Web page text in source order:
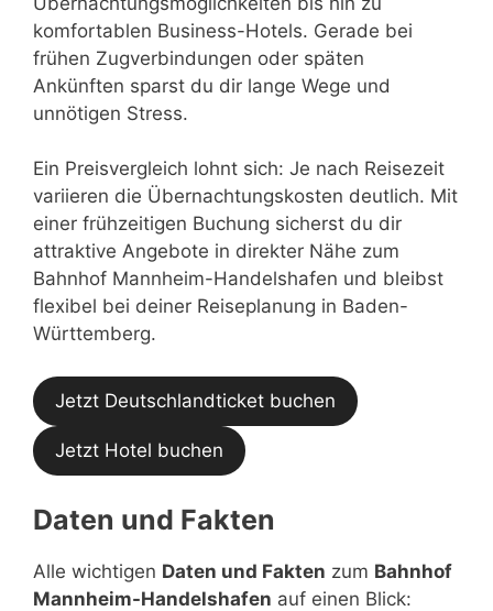
komfortablen Business-Hotels. Gerade bei
frühen Zugverbindungen oder späten
Ankünften sparst du dir lange Wege und
unnötigen Stress.
Ein Preisvergleich lohnt sich: Je nach Reisezeit
variieren die Übernachtungskosten deutlich. Mit
einer frühzeitigen Buchung sicherst du dir
attraktive Angebote in direkter Nähe zum
Bahnhof Mannheim-Handelshafen und bleibst
flexibel bei deiner Reiseplanung in Baden-
Württemberg.
Jetzt Deutschlandticket buchen
Jetzt Hotel buchen
Daten und Fakten
Alle wichtigen Daten und Fakten zum Bahnhof
Mannheim-Handelshafen auf einen Blick: